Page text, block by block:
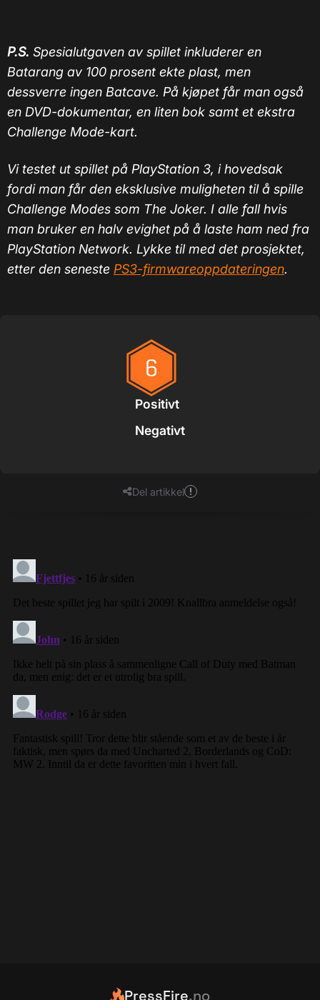
P.S. Spesialutgaven av spillet inkluderer en
Batarang av 100 prosent ekte plast, men
dessverre ingen Batcave. På kjøpet får man også
en DVD-dokumentar, en liten bok samt et ekstra
Challenge Mode-kart.
Vi testet ut spillet på PlayStation 3, i hovedsak
fordi man får den eksklusive muligheten til å spille
Challenge Modes som The Joker. I alle fall hvis
man bruker en halv evighet på å laste ham ned fra
PlayStation Network. Lykke til med det prosjektet,
etter den seneste PS3-firmwareoppdateringen.
Positivt
Negativt
Del artikkel
PressFire.no